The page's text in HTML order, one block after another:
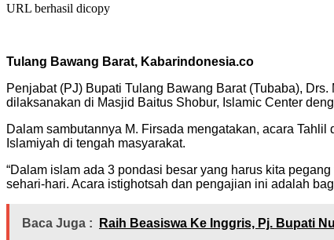
URL berhasil dicopy
Tulang Bawang Barat, Kabarindonesia.co
Penjabat (PJ) Bupati Tulang Bawang Barat (Tubaba),
dilaksanakan di Masjid Baitus Shobur, Islamic Center
Dalam sambutannya M. Firsada mengatakan, acara
Islamiyah di tengah masyarakat.
“Dalam islam ada 3 pondasi besar yang harus kita
sehari-hari. Acara istighotsah dan pengajian ini adalah
Baca Juga : Raih Beasiswa Ke Inggris, Pj. Bupati